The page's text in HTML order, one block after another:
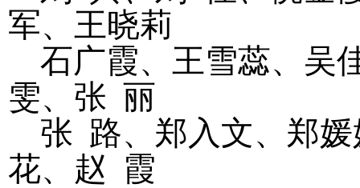
军、王晓莉
石广霞、王雪蕊、吴
雯、张 丽
张 路、郑入文、郑
花、赵 霞